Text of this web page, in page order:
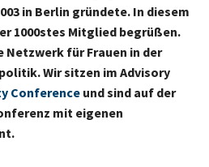
in Berlin gründete. In diesem
1000stes Mitglied begrüßen.
Netzwerk für Frauen in der
Wir sitzen im Advisory
Conference und sind auf der
mit eigenen